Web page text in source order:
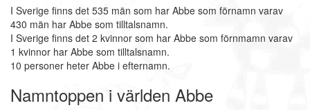
I Sverige finns det 535 män som har Abbe som förnamn varav
430 män har Abbe som tilltalsnamn.
I Sverige finns det 2 kvinnor som har Abbe som förnmamn varav
1 kvinnor har Abbe som tilltalsnamn.
10 personer heter Abbe i efternamn.
Namntoppen i världen Abbe